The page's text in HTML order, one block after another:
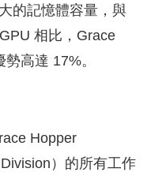
的記憶體容量，與
相比，Grace
高達 17%。
Hopper
）的所有工作